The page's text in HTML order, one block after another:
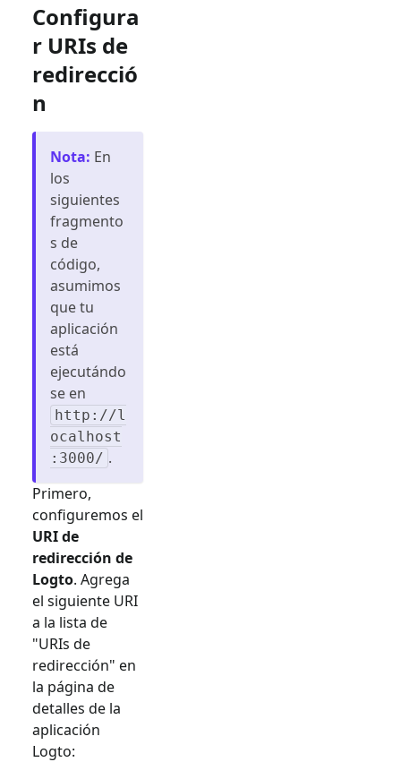
Configura
r URIs de
redirecció
n
Nota: En
los
siguientes
fragmento
s de
código,
asumimos
que tu
aplicación
está
ejecutándo
se en
http://l
ocalhost
:3000/ .
Primero,
configuremos el
URI de
redirección de
Logto. Agrega
el siguiente URI
a la lista de
"URIs de
redirección" en
la página de
detalles de la
aplicación
Logto: